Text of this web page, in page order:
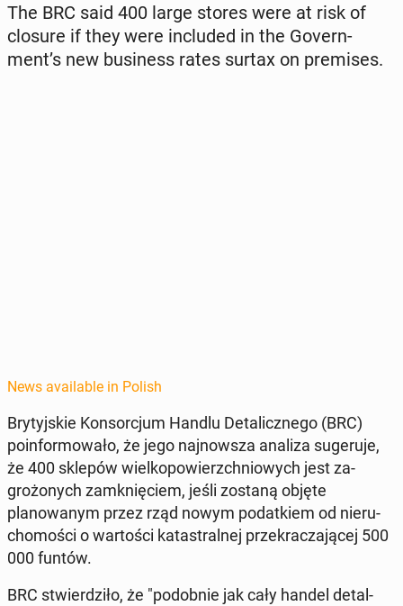
The BRC said 400 large stores were at risk of
closure if they were in­clud­ed in the Gov­ern­
ment’s new busi­ness rates surtax on premis­es.
News available in Polish
Bry­tyjskie Kon­sor­cjum Handlu De­tal­icznego (BRC)
poin­for­mowało, że jego na­jnowsza analiza sugeru­je,
że 400 sklepów wielkopowierzch­niowych jest za­
grożonych zamknię­ciem, jeśli zostaną objęte
planowanym przez rząd nowym po­datkiem od nieru­
chomoś­ci o wartoś­ci katas­tral­nej przekracza­jącej 500
000 funtów.
BRC stwierdz­iło, że "podob­nie jak cały handel de­tal­